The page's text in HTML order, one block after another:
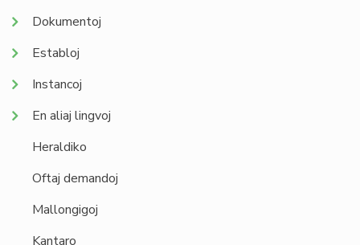
Dokumentoj
Establoj
Instancoj
En aliaj lingvoj
Heraldiko
Oftaj demandoj
Mallongigoj
Kantaro